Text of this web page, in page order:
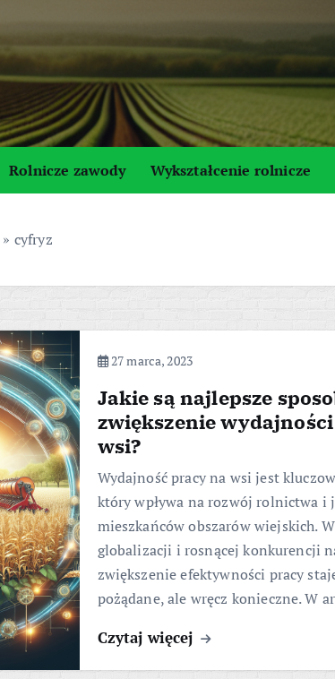
Rolnicze zawody Wykształcenie rolnicze
» cyfryz
27 marca, 2023
Jakie są najlepsze
zwiększenie
wsi?
Wydajność pracy na wsi jest
który wpływa na rozwój rolnictwa i
mieszkańców obszarów wiejskich.
globalizacji i rosnącej konkurencji
zwiększenie efektywności pracy
pożądane, ale wręcz konieczne. W
Czytaj więcej